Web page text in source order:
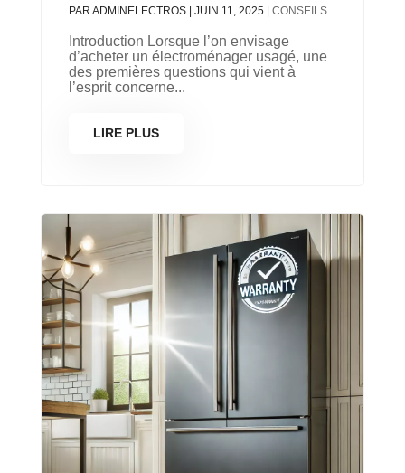
PAR ADMINELECTROS| JUIN 11, 2025| CONSEILS
Introduction Lorsque l’on envisage
d’acheter un électroménager usagé, une
des premières questions qui vient à
l’esprit concerne...
LIRE PLUS